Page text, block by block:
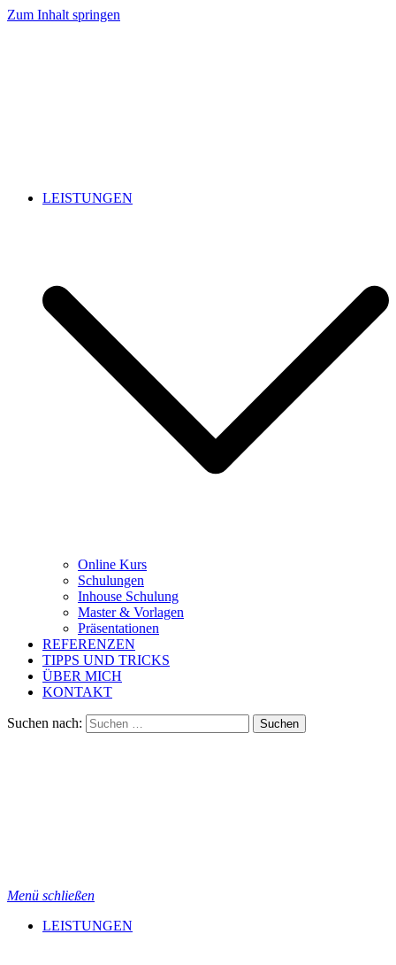
Zum Inhalt springen
LEISTUNGEN
Online Kurs
Schulungen
Inhouse Schulung
Master & Vorlagen
Präsentationen
REFERENZEN
TIPPS UND TRICKS
ÜBER MICH
KONTAKT
Suchen nach:
Menü schließen
LEISTUNGEN